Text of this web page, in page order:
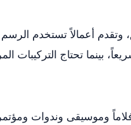
أعمالاً تستخدم الرسم
بينما تحتاج التركيبات
وموسيقى وندوات